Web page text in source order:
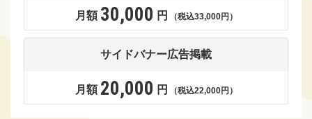
月額 30,000 円 （税込33,000円）
サイドバナー広告掲載
月額 20,000 円 （税込22,000円）